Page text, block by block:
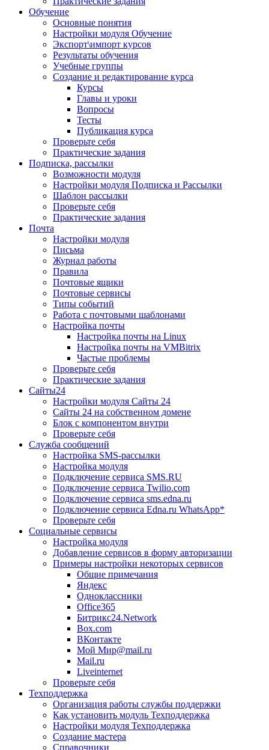
Обучение
Основные понятия
Настройки модуля Обучение
Экспорт\импорт курсов
Результаты обучения
Учебные группы
Создание и редактирование курса
Курсы
Главы и уроки
Вопросы
Тесты
Публикация курса
Проверьте себя
Практические задания
Подписка, рассылки
Возможности модуля
Настройки модуля Подписка и Рассылки
Шаблон рассылки
Проверьте себя
Практические задания
Почта
Настройки модуля
Письма
Журнал работы
Правила
Почтовые ящики
Почтовые сервисы
Типы событий
Работа с почтовыми шаблонами
Настройка почты
Настройка почты на Linux
Настройка почты на VMBitrix
Частые проблемы
Проверьте себя
Практические задания
Сайты24
Настройки модуля Сайты 24
Сайты 24 на собственном домене
Блок с компонентом внутри
Проверьте себя
Служба сообщений
Настройка SMS-рассылки
Настройка модуля
Подключение сервиса SMS.RU
Подключение сервиса Twilio.com
Подключение сервиса sms.edna.ru
Подключение сервиса Edna.ru WhatsApp*
Проверьте себя
Социальные сервисы
Настройка модуля
Добавление сервисов в форму авторизации
Примеры настройки некоторых сервисов
Общие примечания
Яндекс
Одноклассники
Office365
Битрикс24.Network
Box.com
ВКонтакте
Мой Мир@mail.ru
Mail.ru
Liveinternet
Проверьте себя
Техподдержка
Организация работы службы поддержки
Как установить модуль Техподдержка
Настройки модуля Техподдержка
Создание мастера
Справочники